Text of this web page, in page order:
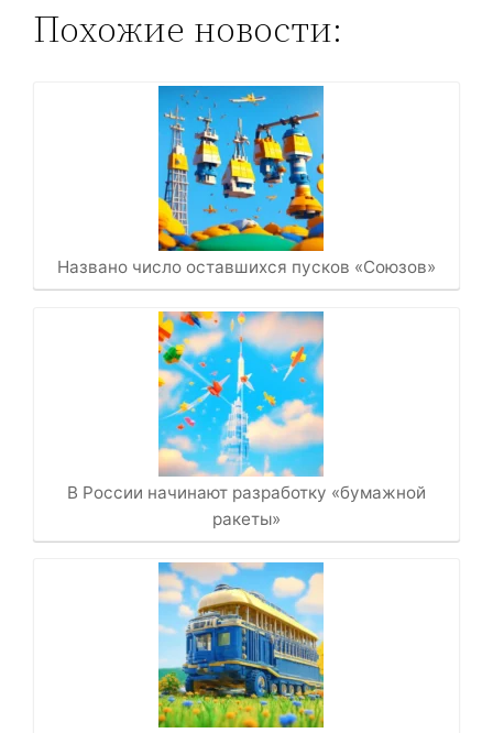
Похожие новости:
Названо число оставшихся пусков «Союзов»
В России начинают разработку «бумажной
ракеты»